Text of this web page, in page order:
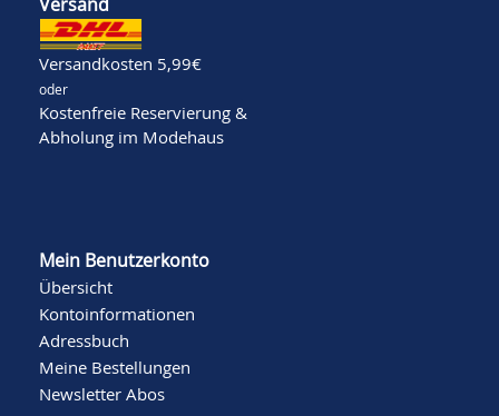
Versandkosten 5,99€
oder
Kostenfreie Reservierung &
Abholung im Modehaus
Mein Benutzerkonto
Übersicht
Kontoinformationen
Adressbuch
Meine Bestellungen
Newsletter Abos